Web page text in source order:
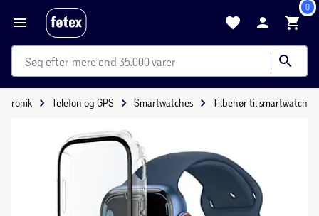
0
mere end 35.000 varer
Telefon og GPS Smartwatches Tilbehør til smartwatch